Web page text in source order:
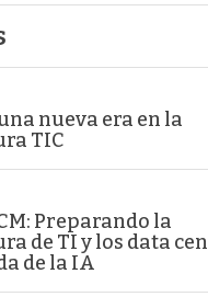
nueva era en la
TIC
Preparando la
de TI y los data
de la IA